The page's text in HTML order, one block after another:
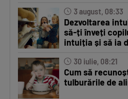
3 august, 08:33
Dezvoltarea
să-ți înveți
intuiția și să ia
30 iulie, 08:21
Cum să
tulburările de